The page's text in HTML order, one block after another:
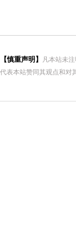
【慎重声明】
凡本站未
代表本站赞同其观点和对